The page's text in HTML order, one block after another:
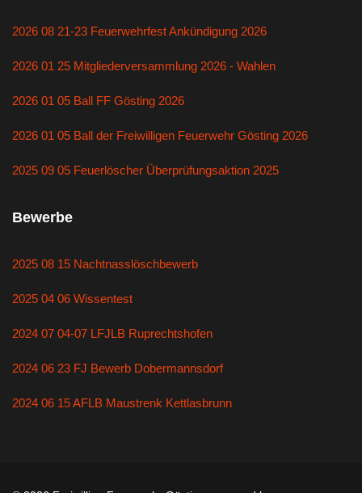
2026 08 21-23 Feuerwehrfest Ankündigung 2026
2026 01 25 Mitgliederversammlung 2026 - Wahlen
2026 01 05 Ball FF Gösting 2026
2026 01 05 Ball der Freiwilligen Feuerwehr Gösting 2026
2025 09 05 Feuerlöscher Überprüfungsaktion 2025
Bewerbe
2025 08 15 Nachtnasslöschbewerb
2025 04 06 Wissentest
2024 07 04-07 LFJLB Ruprechtshofen
2024 06 23 FJ Bewerb Dobermannsdorf
2024 06 15 AFLB Maustrenk Kettlasbrunn